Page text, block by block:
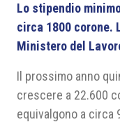
Area riservata
Lo stipendio
circa 1800 corone.
Ministero del
Il prossimo anno
crescere a 22.600
equivalgono a circa